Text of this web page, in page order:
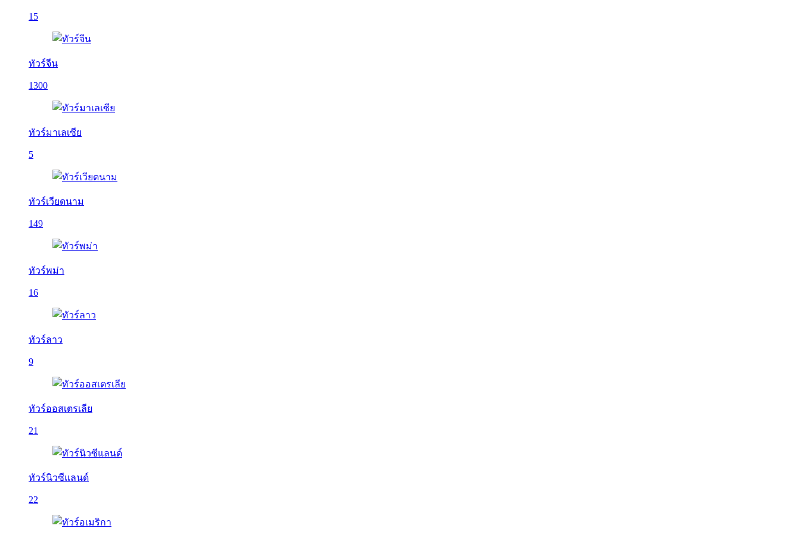
15
ทัวร์จีน
1300
ทัวร์มาเลเซีย
5
ทัวร์เวียดนาม
149
ทัวร์พม่า
16
ทัวร์ลาว
9
ทัวร์ออสเตรเลีย
21
ทัวร์นิวซีแลนด์
22